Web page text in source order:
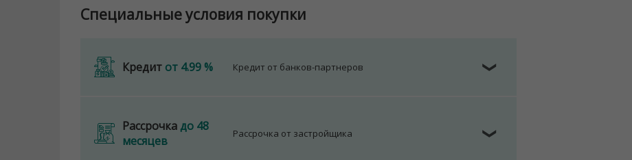
Специальные условия покупки
Кредит от 4.99 % Кредит от банков-партнеров ❯
Рассрочкадо 48
месяцев
Рассрочка от застройщика ❯